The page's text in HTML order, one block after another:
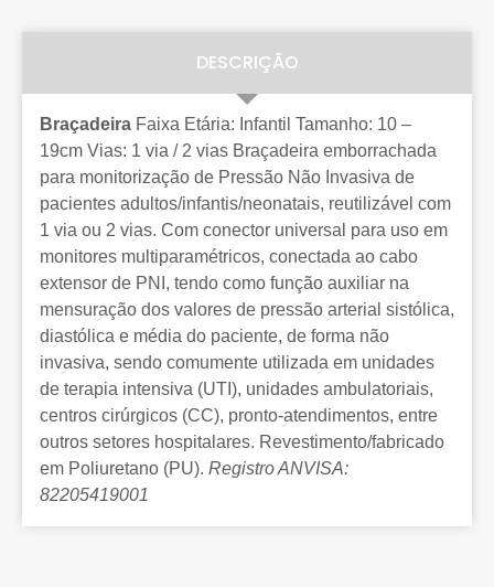
DESCRIÇÃO
Braçadeira Faixa Etária: Infantil Tamanho: 10 –
19cm Vias: 1 via / 2 vias Braçadeira emborrachada
para monitorização de Pressão Não Invasiva de
pacientes adultos/infantis/neonatais, reutilizável com
1 via ou 2 vias. Com conector universal para uso em
monitores multiparamétricos, conectada ao cabo
extensor de PNI, tendo como função auxiliar na
mensuração dos valores de pressão arterial sistólica,
diastólica e média do paciente, de forma não
invasiva, sendo comumente utilizada em unidades
de terapia intensiva (UTI), unidades ambulatoriais,
centros cirúrgicos (CC), pronto-atendimentos, entre
outros setores hospitalares. Revestimento/fabricado
em Poliuretano (PU). Registro ANVISA:
82205419001